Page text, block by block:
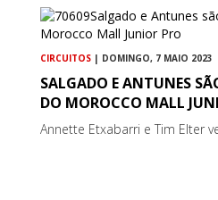
CIRCUITOS | DOMINGO, 7 MAIO 2023
SALGADO E ANTUNES
DO MOROCCO MALL
Annette Etxabarri e Tim Elter